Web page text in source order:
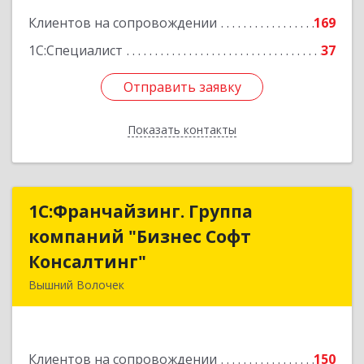
Клиентов на сопровождении
169
1С:Специалист
37
Отправить заявку
Показать контакты
Отправить заявку
Назад
1С:Франчайзинг. Группа
компаний "Бизнес Софт
Консалтинг"
Вышний Волочек
Клиентов на сопровождении
150
1С:Франчайзинг. Группа
компаний "Бизнес Софт
Подробнее